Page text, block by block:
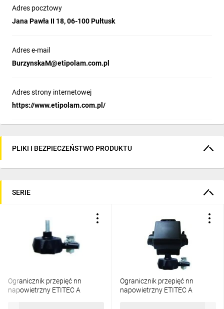
Adres pocztowy
Jana Pawła II 18, 06-100 Pułtusk
Adres e-mail
BurzynskaM@etipolam.com.pl
Adres strony internetowej
https://www.etipolam.com.pl/
PLIKI I BEZPIECZEŃSTWO PRODUKTU
SERIE
Ogranicznik przepięć nn
napowietrzny ETITEC A
Ogranicznik przepięć nn
napowietrzny ETITEC A